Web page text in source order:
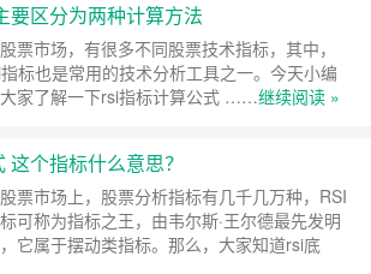
要区分为两种计算方法
票市场，有很多不同股票技术指标，其中，
标也是常用的技术分析工具之一。今天小编
家了解一下rsi指标计算公式 ……继续阅读 »
个指标什么意思？
票市场上，股票分析指标有几千几万种，RSI
可称为指标之王，由韦尔斯·王尔德最先发明
它属于摆动类指标。那么，大家知道rsi底